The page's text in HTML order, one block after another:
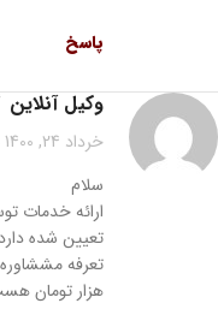
پاسخ
وکیل آنلاین
خرداد 24, 1400 در 11:20 ب.ظ
سلام
ارائه خدمات
تعیین شده
هزار تومان